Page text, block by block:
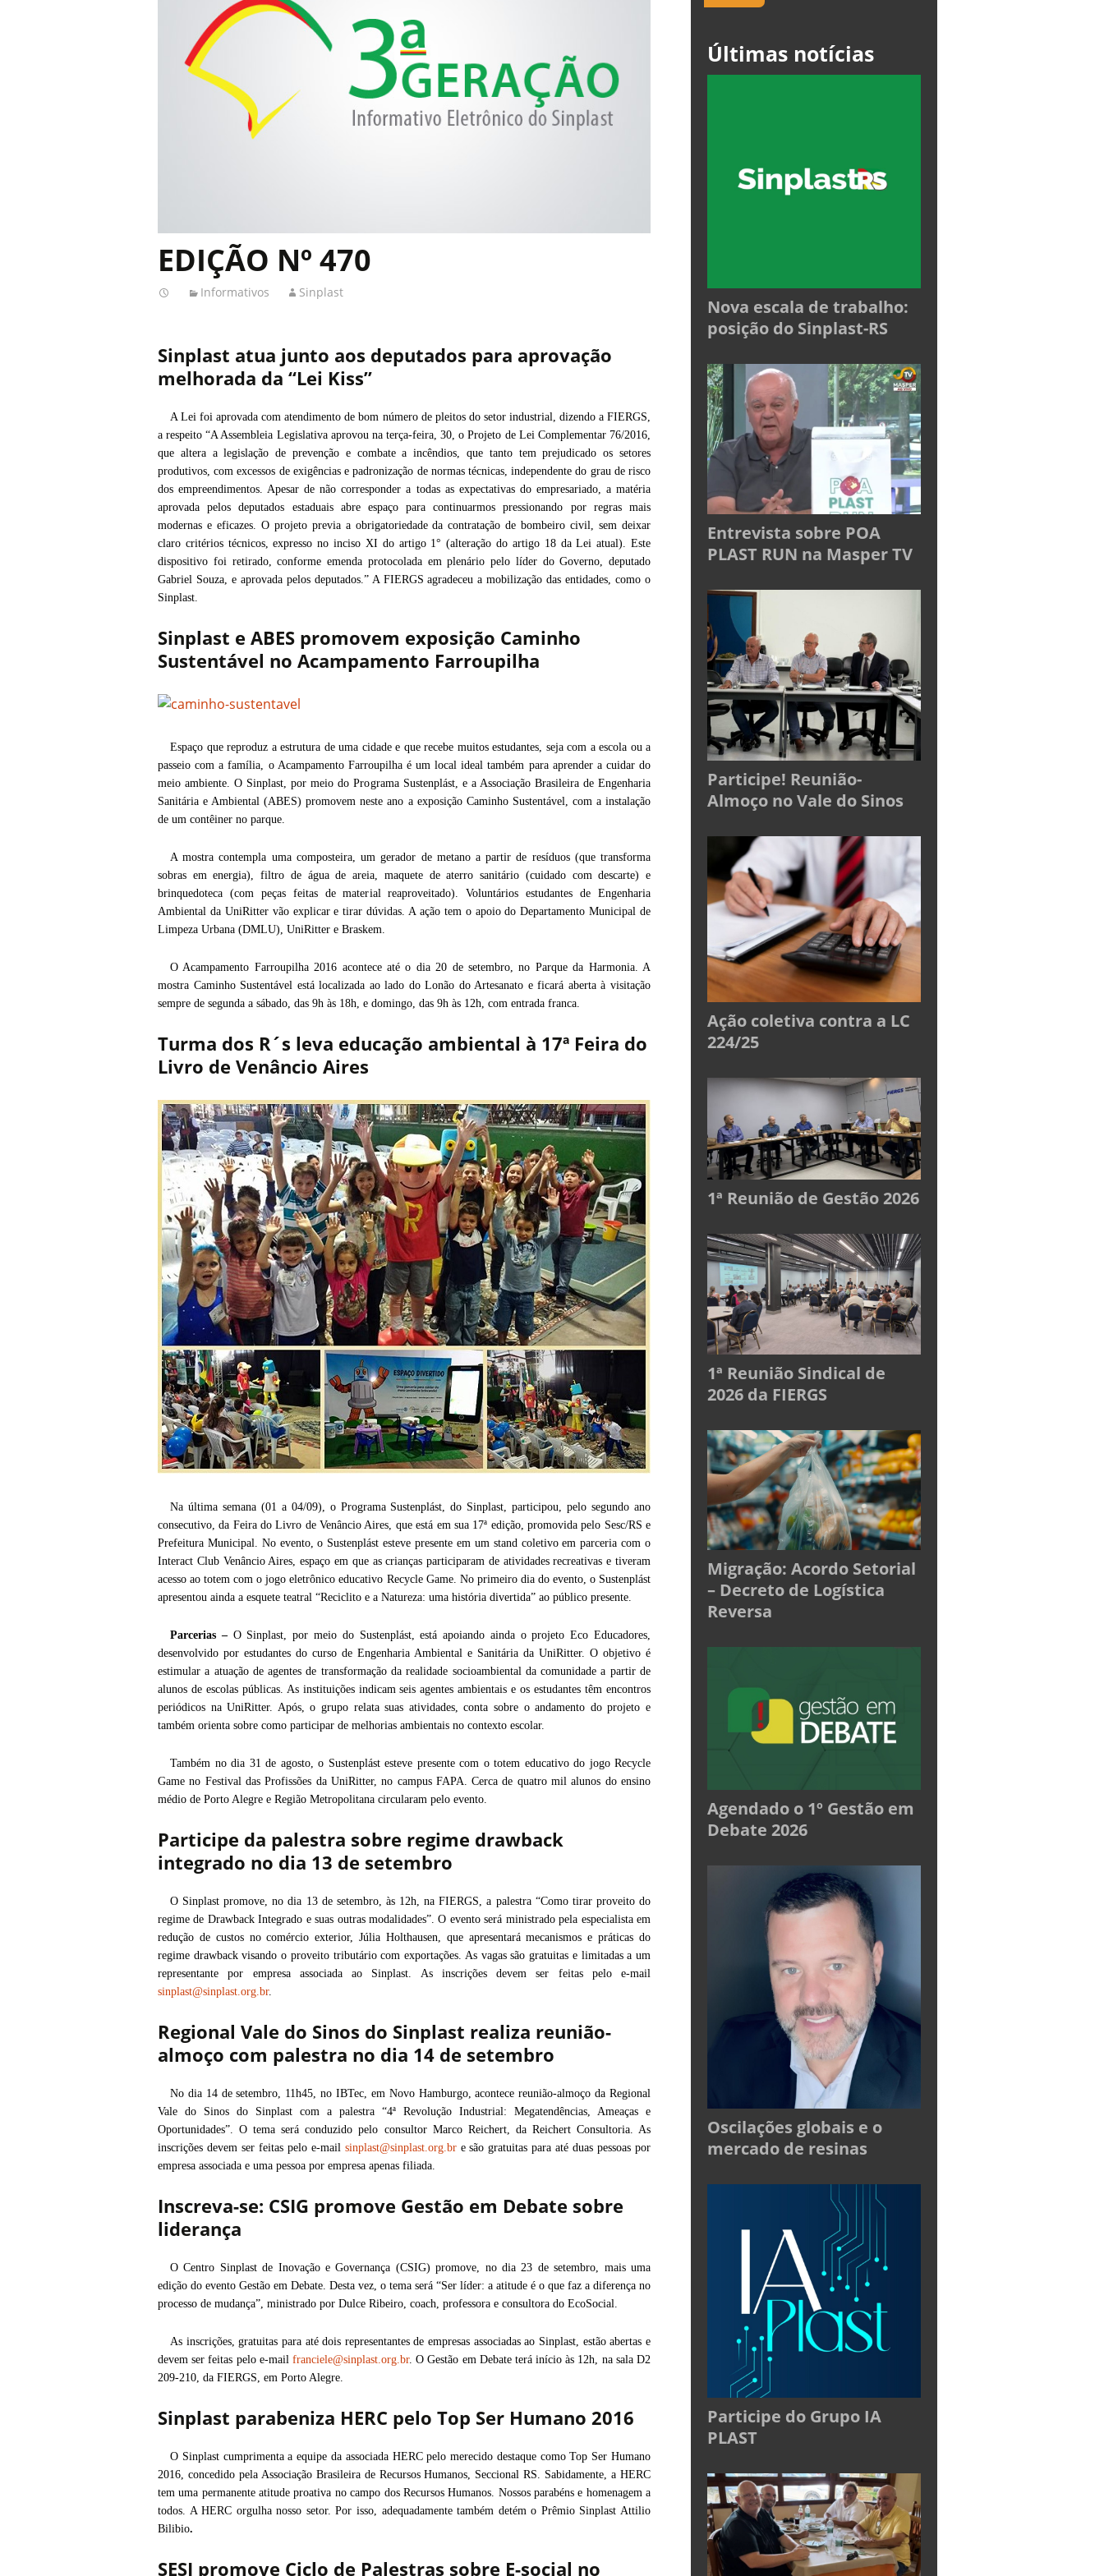
EDIÇÃO Nº 470
Informativos Sinplast
Sinplast atua junto aos deputados para aprovação
melhorada da “Lei Kiss”
A Lei foi aprovada com atendimento de bom número de pleitos do setor industrial, dizendo a FIERGS,
a respeito “A Assembleia Legislativa aprovou na terça-feira, 30, o Projeto de Lei Complementar 76/2016,
que altera a legislação de prevenção e combate a incêndios, que tanto tem prejudicado os setores
produtivos, com excessos de exigências e padronização de normas técnicas, independente do grau de risco
dos empreendimentos. Apesar de não corresponder a todas as expectativas do empresariado, a matéria
aprovada pelos deputados estaduais abre espaço para continuarmos pressionando por regras mais
modernas e eficazes. O projeto previa a obrigatoriedade da contratação de bombeiro civil, sem deixar
claro critérios técnicos, expresso no inciso XI do artigo 1° (alteração do artigo 18 da Lei atual). Este
dispositivo foi retirado, conforme emenda protocolada em plenário pelo líder do Governo, deputado
Gabriel Souza, e aprovada pelos deputados.” A FIERGS agradeceu a mobilização das entidades, como o
Sinplast.
Sinplast e ABES promovem exposição Caminho
Sustentável no Acampamento Farroupilha
Espaço que reproduz a estrutura de uma cidade e que recebe muitos estudantes, seja com a escola ou a
passeio com a família, o Acampamento Farroupilha é um local ideal também para aprender a cuidar do
meio ambiente. O Sinplast, por meio do Programa Sustenplást, e a Associação Brasileira de Engenharia
Sanitária e Ambiental (ABES) promovem neste ano a exposição Caminho Sustentável, com a instalação
de um contêiner no parque.
A mostra contempla uma composteira, um gerador de metano a partir de resíduos (que transforma
sobras em energia), filtro de água de areia, maquete de aterro sanitário (cuidado com descarte) e
brinquedoteca (com peças feitas de material reaproveitado). Voluntários estudantes de Engenharia
Ambiental da UniRitter vão explicar e tirar dúvidas. A ação tem o apoio do Departamento Municipal de
Limpeza Urbana (DMLU), UniRitter e Braskem.
O Acampamento Farroupilha 2016 acontece até o dia 20 de setembro, no Parque da Harmonia. A
mostra Caminho Sustentável está localizada ao lado do Lonão do Artesanato e ficará aberta à visitação
sempre de segunda a sábado, das 9h às 18h, e domingo, das 9h às 12h, com entrada franca.
Turma dos R´s leva educação ambiental à 17ª Feira do
Livro de Venâncio Aires
Na última semana (01 a 04/09), o Programa Sustenplást, do Sinplast, participou, pelo segundo ano
consecutivo, da Feira do Livro de Venâncio Aires, que está em sua 17ª edição, promovida pelo Sesc/RS e
Prefeitura Municipal. No evento, o Sustenplást esteve presente em um stand coletivo em parceria com o
Interact Club Venâncio Aires, espaço em que as crianças participaram de atividades recreativas e tiveram
acesso ao totem com o jogo eletrônico educativo Recycle Game. No primeiro dia do evento, o Sustenplást
apresentou ainda a esquete teatral “Reciclito e a Natureza: uma história divertida” ao público presente.
Parcerias –O Sinplast, por meio do Sustenplást, está apoiando ainda o projeto Eco Educadores,
desenvolvido por estudantes do curso de Engenharia Ambiental e Sanitária da UniRitter. O objetivo é
estimular a atuação de agentes de transformação da realidade socioambiental da comunidade a partir de
alunos de escolas públicas. As instituições indicam seis agentes ambientais e os estudantes têm encontros
periódicos na UniRitter. Após, o grupo relata suas atividades, conta sobre o andamento do projeto e
também orienta sobre como participar de melhorias ambientais no contexto escolar.
Também no dia 31 de agosto, o Sustenplást esteve presente com o totem educativo do jogo Recycle
Game no Festival das Profissões da UniRitter, no campus FAPA. Cerca de quatro mil alunos do ensino
médio de Porto Alegre e Região Metropolitana circularam pelo evento.
Participe da palestra sobre regime drawback
integrado no dia 13 de setembro
O Sinplast promove, no dia 13 de setembro, às 12h, na FIERGS, a palestra “Como tirar proveito do
regime de Drawback Integrado e suas outras modalidades”. O evento será ministrado pela especialista em
redução de custos no comércio exterior, Júlia Holthausen, que apresentará mecanismos e práticas do
regime drawback visando o proveito tributário com exportações. As vagas são gratuitas e limitadas a um
representante por empresa associada ao Sinplast. As inscrições devem ser feitas pelo e-mail
sinplast@sinplast.org.br.
Regional Vale do Sinos do Sinplast realiza reunião-
almoço com palestra no dia 14 de setembro
No dia 14 de setembro, 11h45, no IBTec, em Novo Hamburgo, acontece reunião-almoço da Regional
Vale do Sinos do Sinplast com a palestra “4ª Revolução Industrial: Megatendências, Ameaças e
Oportunidades”. O tema será conduzido pelo consultor Marco Reichert, da Reichert Consultoria. As
inscrições devem ser feitas pelo e-mail sinplast@sinplast.org.bre são gratuitas para até duas pessoas por
empresa associada e uma pessoa por empresa apenas filiada.
Inscreva-se: CSIG promove Gestão em Debate sobre
liderança
O Centro Sinplast de Inovação e Governança (CSIG) promove, no dia 23 de setembro, mais uma
edição do evento Gestão em Debate. Desta vez, o tema será “Ser líder: a atitude é o que faz a diferença no
processo de mudança”, ministrado por Dulce Ribeiro, coach, professora e consultora do EcoSocial.
As inscrições, gratuitas para até dois representantes de empresas associadas ao Sinplast, estão abertas e
devem ser feitas pelo e-mail franciele@sinplast.org.br. O Gestão em Debate terá início às 12h, na sala D2
209-210, da FIERGS, em Porto Alegre.
Sinplast parabeniza HERC pelo Top Ser Humano 2016
O Sinplast cumprimenta a equipe da associada HERC pelo merecido destaque como Top Ser Humano
2016, concedido pela Associação Brasileira de Recursos Humanos, Seccional RS. Sabidamente, a HERC
tem uma permanente atitude proativa no campo dos Recursos Humanos. Nossos parabéns e homenagem a
todos. A HERC orgulha nosso setor. Por isso, adequadamente também detém o Prêmio Sinplast Attilio
Bilibio.
SESI promove Ciclo de Palestras sobre E-social no
Últimas notícias
Nova escala de trabalho:
posição do Sinplast-RS
Entrevista sobre POA
PLAST RUN na Masper TV
Participe! Reunião-
Almoço no Vale do Sinos
Ação coletiva contra a LC
224/25
1ª Reunião de Gestão 2026
1ª Reunião Sindical de
2026 da FIERGS
Migração: Acordo Setorial
– Decreto de Logística
Reversa
Agendado o 1º Gestão em
Debate 2026
Oscilações globais e o
mercado de resinas
Participe do Grupo IA
PLAST